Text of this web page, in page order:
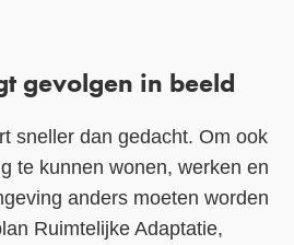
gevolgen in beeld
sneller dan gedacht. Om ook
te kunnen wonen, werken en
anders moeten worden
Ruimtelijke Adaptatie,